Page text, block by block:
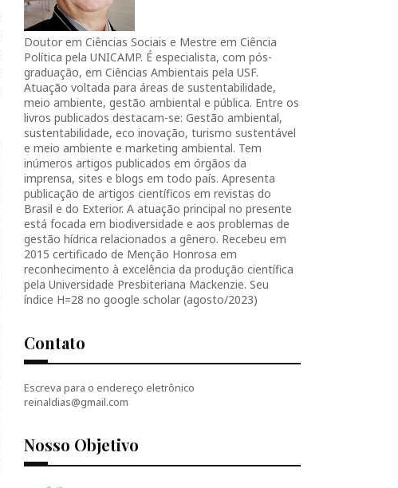
Doutor em Ciências Sociais e Mestre em Ciência
Política pela UNICAMP. É especialista, com pós-
graduação, em Ciências Ambientais pela USF.
Atuação voltada para áreas de sustentabilidade,
meio ambiente, gestão ambiental e pública. Entre os
livros publicados destacam-se: Gestão ambiental,
sustentabilidade, eco inovação, turismo sustentável
e meio ambiente e marketing ambiental. Tem
inúmeros artigos publicados em órgãos da
imprensa, sites e blogs em todo país. Apresenta
publicação de artigos científicos em revistas do
Brasil e do Exterior. A atuação principal no presente
está focada em biodiversidade e aos problemas de
gestão hídrica relacionados a gênero. Recebeu em
2015 certificado de Menção Honrosa em
reconhecimento à excelência da produção científica
pela Universidade Presbiteriana Mackenzie. Seu
índice H=28 no google scholar (agosto/2023)
Contato
Escreva para o endereço eletrônico
reinaldias@gmail.com
Nosso Objetivo